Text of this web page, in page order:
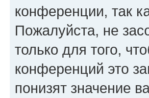
конференции, так
Пожалуйста, не
только для того,
конференций это
понизят значение